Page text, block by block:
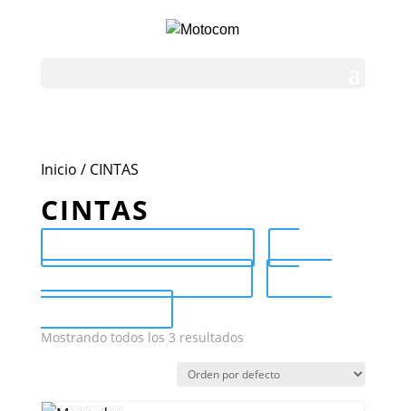
Inicio / CINTAS
CINTAS
Mostrando todos los 3 resultados